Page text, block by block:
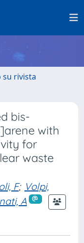
su rivista
bis-
with
for
waste
F; Volpi,
A